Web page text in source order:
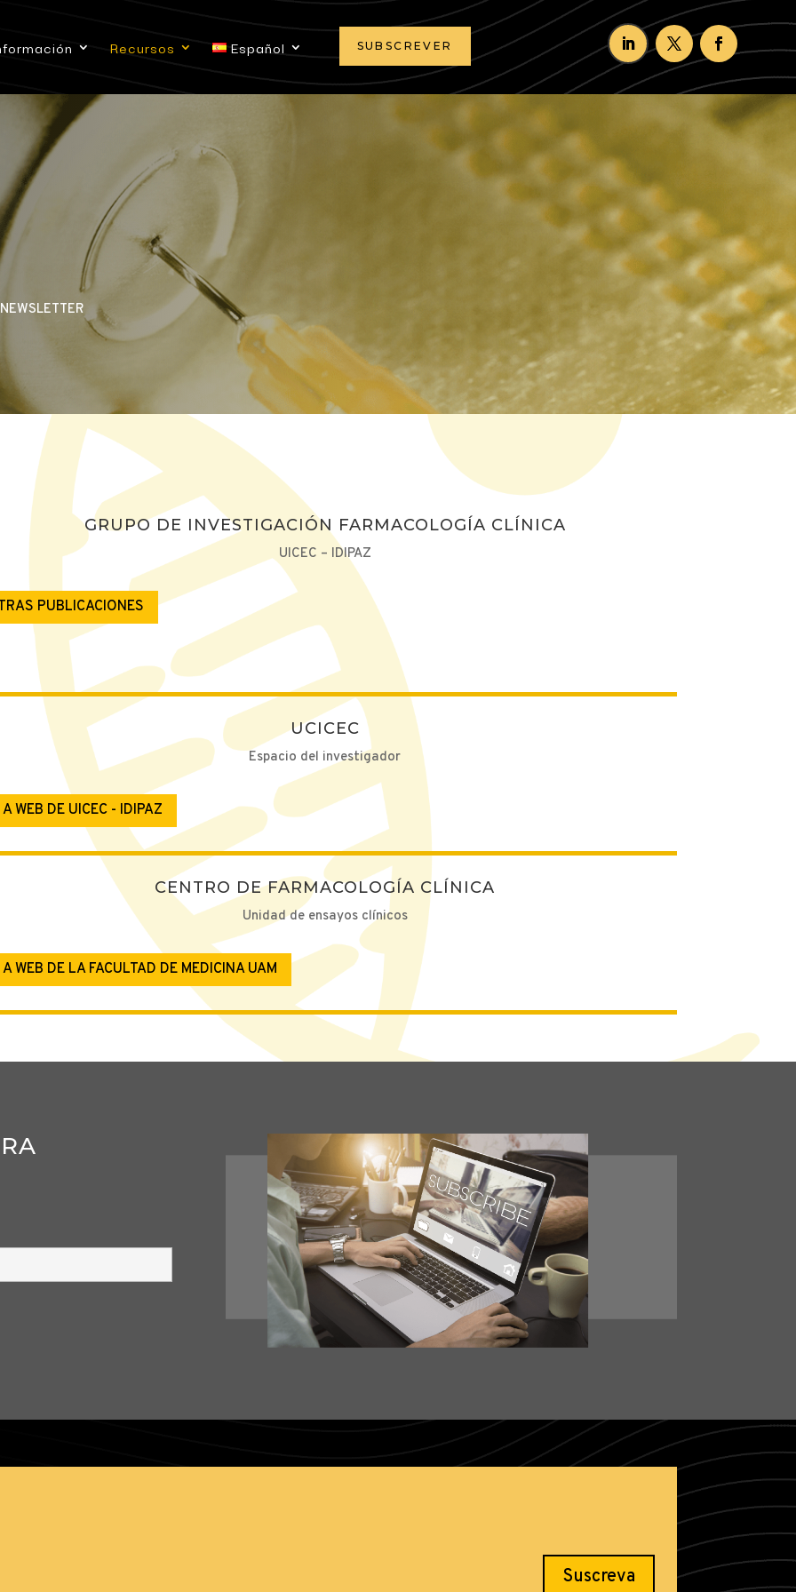
Recursos Español SUBSCREVER
GRUPO DE INVESTIGACIÓN FARMACOLOGÍA CLÍNICA
UICEC – IDIPAZ
PUBLICACIONES
UCICEC
Espacio del investigador
A WEB DE UICEC - IDIPAZ
CENTRO DE FARMACOLOGÍA CLÍNICA
Unidad de ensayos clínicos
A WEB DE LA FACULTAD DE MEDICINA UAM
Suscreva